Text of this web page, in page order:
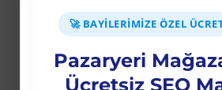
🚀 BAYILERIMIZE ÖZEL
Pazaryeri
Ücretsiz SEO
Dış etkenlere
sayesinde yağmur
ışığından
Kalınlığı 0,50